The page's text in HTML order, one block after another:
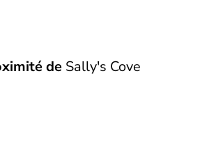
deSally's Cove